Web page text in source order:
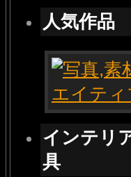
人気作品
インテリ
具